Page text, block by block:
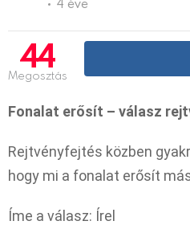
44
Megosztás
Fonalat erősít – válasz
Rejtvényfejtés közben
hogy mi a fonalat erősít
Íme a válasz: Írel